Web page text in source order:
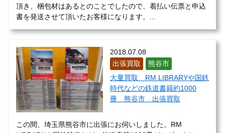
頂き、梱包材はあるとのことでしたので、着払い伝票と申込
書を発送させて頂いたお客様になります。...
2018.07.08
出張買取
熊谷市
大量買取 RM LIBRARYや国鉄
時代などの鉄道書籍約1000
冊 熊谷市 出張買取
この間、埼玉県熊谷市に出張にお伺いしました。RM